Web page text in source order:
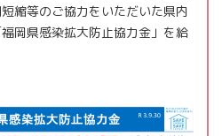
縮等のご協力をいただいた県内
岡県感染拡大防止協力金」を給